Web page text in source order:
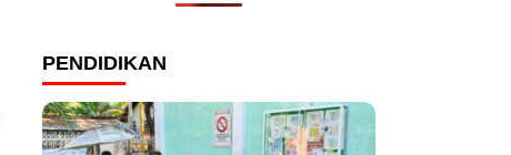
PENDIDIKAN